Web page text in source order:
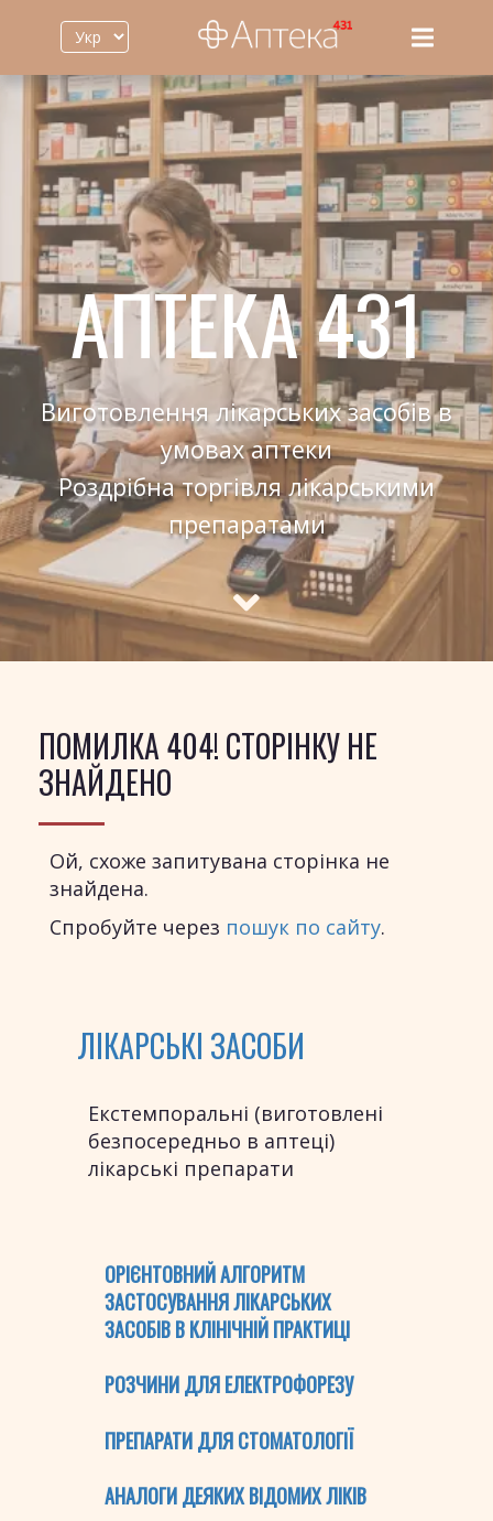
Головна
Виробництво
Лікарські засоби
Контакти
Пошук
АПТЕКА 431
Виготовлення лікарських засобів в
умовах аптеки
Роздрібна торгівля лікарськими
препаратами
ПОМИЛКА 404! СТОРІНКУ НЕ
ЗНАЙДЕНО
Ой, схоже запитувана сторінка не
знайдена.
Спробуйте через пошук по сайту.
ЛІКАРСЬКІ ЗАСОБИ
Екстемпоральні (виготовлені
безпосередньо в аптеці)
лікарські препарати
ОРІЄНТОВНИЙ АЛГОРИТМ
ЗАСТОСУВАННЯ ЛІКАРСЬКИХ
ЗАСОБІВ В КЛІНІЧНІЙ ПРАКТИЦІ
РОЗЧИНИ ДЛЯ ЕЛЕКТРОФОРЕЗУ
ПРЕПАРАТИ ДЛЯ СТОМАТОЛОГІЇ
АНАЛОГИ ДЕЯКИХ ВІДОМИХ ЛІКІВ